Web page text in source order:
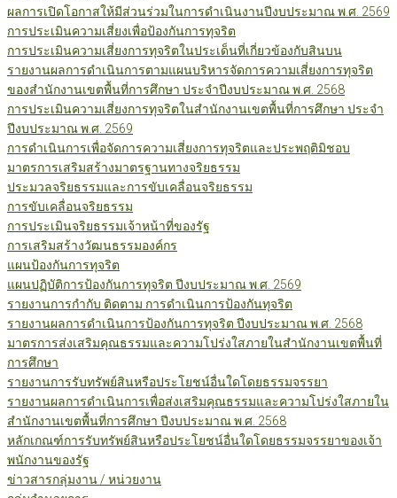
ผลการเปิดโอกาสให้มีส่วนร่วมในการดำเนินงานปีงบประมาณ พ.ศ. 2569
การประเมินความเสี่ยงเพื่อป้องกันการทุจริต
การประเมินความเสี่ยงการทุจริตในประเด็นที่เกี่ยวข้องกับสินบน
รายงานผลการดำเนินการตามแผนบริหารจัดการความเสี่ยงการทุจริต
ของสำนักงานเขตพื้นที่การศึกษา ประจำปีงบประมาณ พ.ศ. 2568
การประเมินความเสี่ยงการทุจริตในสำนักงานเขตพื้นที่การศึกษา ประจำ
ปีงบประมาณ พ.ศ. 2569
การดำเนินการเพื่อจัดการความเสี่ยงการทุจริตและประพฤติมิชอบ
มาตรการเสริมสร้างมาตรฐานทางจริยธรรม
ประมวลจริยธรรมและการขับเคลื่อนจริยธรรม
การขับเคลื่อนจริยธรรม
การประเมินจริยธรรมเจ้าหน้าที่ของรัฐ
การเสริมสร้างวัฒนธรรมองค์กร
แผนป้องกันการทุจริต
แผนปฏิบัติการป้องกันการทุจริต ปีงบประมาณ พ.ศ. 2569
รายงานการกำกับ ติดตาม การดำเนินการป้องกันทุจริต
รายงานผลการดำเนินการป้องกันการทุจริต ปีงบประมาณ พ.ศ. 2568
มาตรการส่งเสริมคุณธรรมและความโปร่งใสภายในสำนักงานเขตพื้นที่
การศึกษา
รายงานการรับทรัพย์สินหรือประโยชน์อื่นใดโดยธรรมจรรยา
รายงานผลการดำเนินการเพื่อส่งเสริมคุณธรรมและความโปร่งใสภายใน
สำนักงานเขตพื้นที่การศึกษา ปีงบประมาณ พ.ศ. 2568
หลักเกณฑ์การรับทรัพย์สินหรือประโยชน์อื่นใดโดยธรรมจรรยาของเจ้า
พนักงานของรัฐ
ข่าวสารกลุ่มงาน / หน่วยงาน